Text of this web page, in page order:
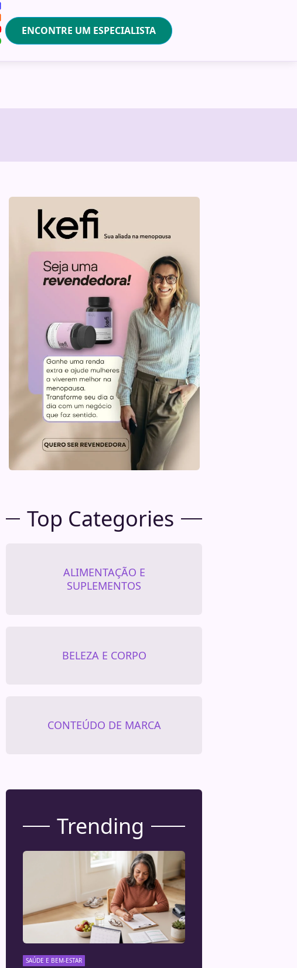
ENCONTRE UM ESPECIALISTA
Top Categories
ALIMENTAÇÃO E
SUPLEMENTOS
BELEZA E CORPO
CONTEÚDO DE MARCA
Trending
SAÚDE E BEM-ESTAR